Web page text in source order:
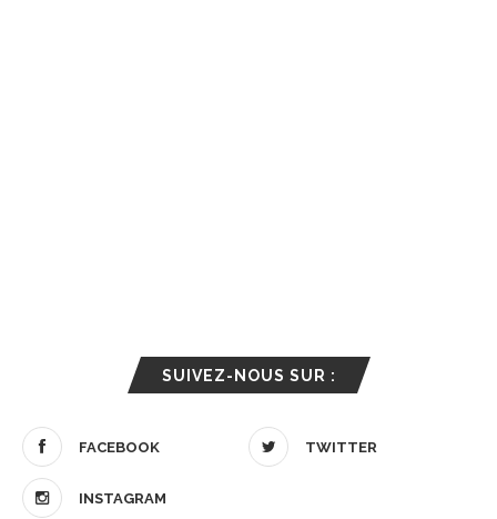
SUIVEZ-NOUS SUR :
FACEBOOK TWITTER
INSTAGRAM